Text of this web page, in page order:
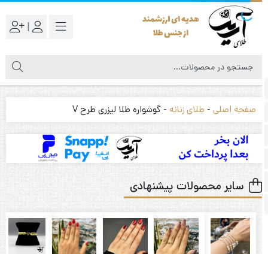
|
صفحه اصلی- طلای زنانه- گوشواره طلا لیزری طرح V
سایر محصولات پیشنهادی